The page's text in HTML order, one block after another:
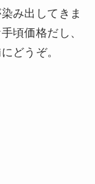
み出してきま
頃価格だし、
どうぞ。